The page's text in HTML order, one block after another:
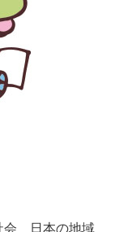
会 日本の地域